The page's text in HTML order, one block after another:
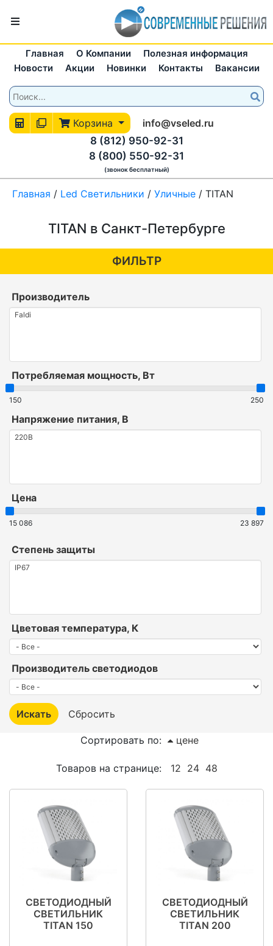
Главная О Компании
Полезная информация
Новости
Акции Новинки Контакты Вакансии
Корзина
info@vseled.ru
8 (812) 950-92-31
8 (800) 550-92-31
(звонок бесплатный)
Главная / Led Светильники / Уличные / TITAN
TITAN в Санкт-Петербурге
ФИЛЬТР
Производитель
Потребляемая мощность, Вт
150 250
Напряжение питания, В
Цена
15 086 23 897
Степень защиты
Цветовая температура, К
Производитель светодиодов
Сортировать по: цене
Товаров на странице: 12 24 48
СВЕТОДИОДНЫЙ
СВЕТИЛЬНИК
TITAN 150
СВЕТОДИОДНЫЙ
СВЕТИЛЬНИК
TITAN 200